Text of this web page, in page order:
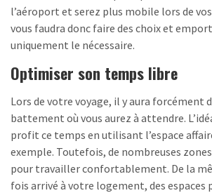
l’aéroport et serez plus mobile lors de
vous faudra donc faire des choix et
uniquement le nécessaire.
Optimiser son temps libre
Lors de votre voyage, il y aura forcément
battement où vous aurez à attendre.
profit ce temps en utilisant l’espace
exemple. Toutefois, de nombreuses
pour travailler confortablement. De la
fois arrivé à votre logement, des espaces